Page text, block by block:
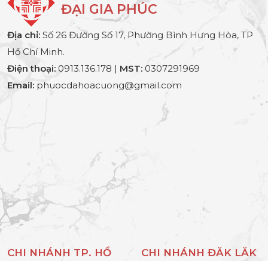
ĐẠI GIA PHÚC
Địa chỉ: Số 26 Đường Số 17, Phường Bình Hưng Hòa, TP
Hồ Chí Minh.
Điện thoại: 0913.136.178 | MST: 0307291969
Email: phuocdahoacuong@gmail.com
CHI NHÁNH TP. HỒ
CHI NHÁNH ĐĂK LĂK